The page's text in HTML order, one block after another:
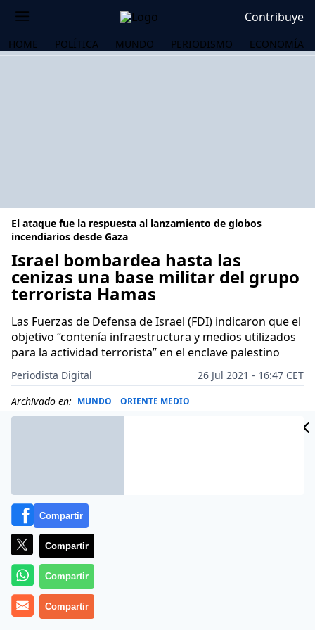
Contribuye
HOME POLÍTICA MUNDO PERIODISMO ECONOMÍA
El ataque fue la respuesta al lanzamiento de globos
incendiarios desde Gaza
Israel bombardea hasta las
cenizas una base militar del grupo
terrorista Hamas
Las Fuerzas de Defensa de Israel (FDI) indicaron que el
objetivo “contenía infraestructura y medios utilizados
para la actividad terrorista” en el enclave palestino
Periodista Digital
26 Jul 2021 - 16:47 CET
Archivado en: MUNDO ORIENTE MEDIO
Compartir
Compartir
Compartir
Compartir